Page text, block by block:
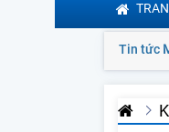
Tin tức